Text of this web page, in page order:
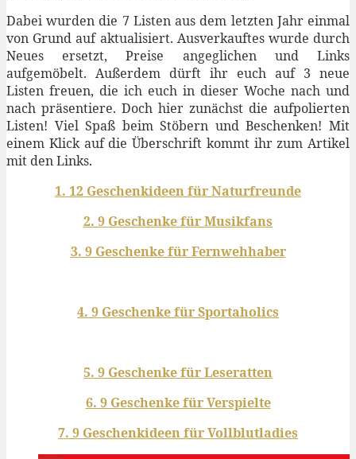
Dabei wurden die 7 Listen aus dem letzten Jahr einmal
von Grund auf aktualisiert. Ausverkauftes wurde durch
Neues ersetzt, Preise angeglichen und Links
aufgemöbelt. Außerdem dürft ihr euch auf 3 neue
Listen freuen, die ich euch in dieser Woche nach und
nach präsentiere. Doch hier zunächst die aufpolierten
Listen! Viel Spaß beim Stöbern und Beschenken! Mit
einem Klick auf die Überschrift kommt ihr zum Artikel
mit den Links.
1. 12 Geschenkideen für Naturfreunde
2. 9 Geschenke für Musikfans
3. 9 Geschenke für Fernwehhaber
4. 9 Geschenke für Sportaholics
5. 9 Geschenke für Leseratten
6. 9 Geschenke für Verspielte
7. 9 Geschenkideen für Vollblutladies